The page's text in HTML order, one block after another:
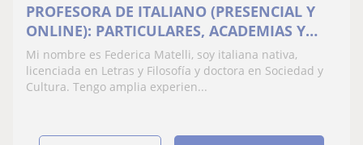
PROFESORA DE ITALIANO (PRESENCIAL Y
ONLINE): PARTICULARES, ACADEMIAS Y
EMPRESAS
Mi nombre es Federica Matelli, soy italiana nativa,
licenciada en Letras y Filosofía y doctora en Sociedad y
Cultura. Tengo amplia experien...